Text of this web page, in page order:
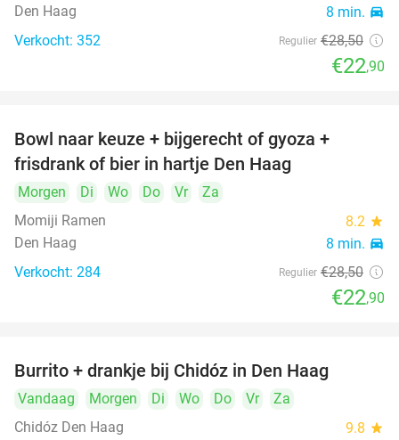
Den Haag 8 min. directions_car
Verkocht: 352 Regulier €28,50
€22,90
Bowl naar keuze + bijgerecht of gyoza +
frisdrank of bier in hartje Den Haag
Morgen Di Wo Do Vr
Za
Momiji Ramen
8.2 star
Den Haag 8 min. directions_car
Verkocht: 284 Regulier €28,50
€22,90
Burrito + drankje bij Chidóz in Den Haag
Vandaag Morgen Di Wo Do Vr
Za
Chidóz Den Haag
9.8 star